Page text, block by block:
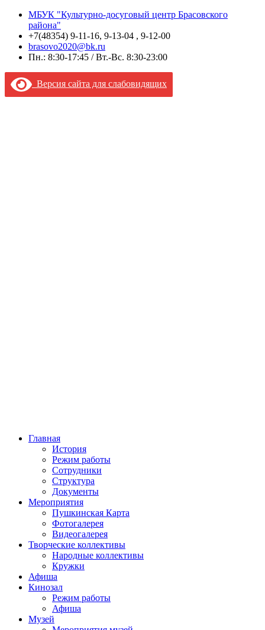
МБУК "Культурно-досуговый центр Брасовского
района"
+7(48354) 9-11-16, 9-13-04 , 9-12-00
brasovo2020@bk.ru
Пн.: 8:30-17:45 / Вт.-Вс. 8:30-23:00
Версия сайта для слабовидящих
Главная
История
Режим работы
Сотрудники
Структура
Документы
Мероприятия
Пушкинская Карта
Фотогалерея
Видеогалерея
Творческие коллективы
Народные коллективы
Кружки
Афиша
Кинозал
Режим работы
Афиша
Музей